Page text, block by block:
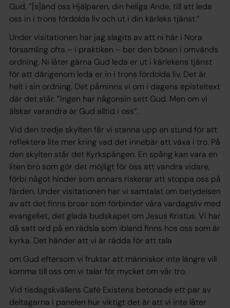
Gud, ”[s]änd oss Hjälparen, din heliga Ande, till att leda
oss in i trons fördolda liv och ut i din kärleks tjänst.”
Under visitationen har jag slagits av att ni här i Nora
församling ofta – i praktiken – ber den bönen i omvänds
ordning. Ni låter gärna Gud leda er ut i kärlekens tjänst
för att därigenom leda er in i trons fördolda liv. Det är
helt i sin ordning. Det påminns vi om i dagens episteltext
där det står. ”Ingen har någonsin sett Gud. Men om vi
älskar varandra är Gud alltid i oss”.
Vid den tredje skylten får vi stanna upp en stund för att
reflektera lite mer kring vad det innebär att växa i tro. På
den skylten står det Kyrkspången. En spång kan vara en
liten bro som gör det möjligt för oss att vandra vidare,
förbi något hinder som annars riskerar att stoppa oss på
färden. Under visitationen har vi samtalat om betydelsen
av att det finns broar som förbinder våra vardagsliv med
evangeliet, det glada budskapet om Jesus Kristus. Vi har
då satt ord på en rädsla som ibland finns hos oss som är
kyrka. Det händer att vi är rädda för att tala
om Gud eftersom vi fruktar att människor inte längre vill
komma till oss om vi talar för mycket om vår tro.
Vid tisdagskvällens Café Existens betonade ett par av
deltagarna i panelen hur viktigt det är att vi inte låter